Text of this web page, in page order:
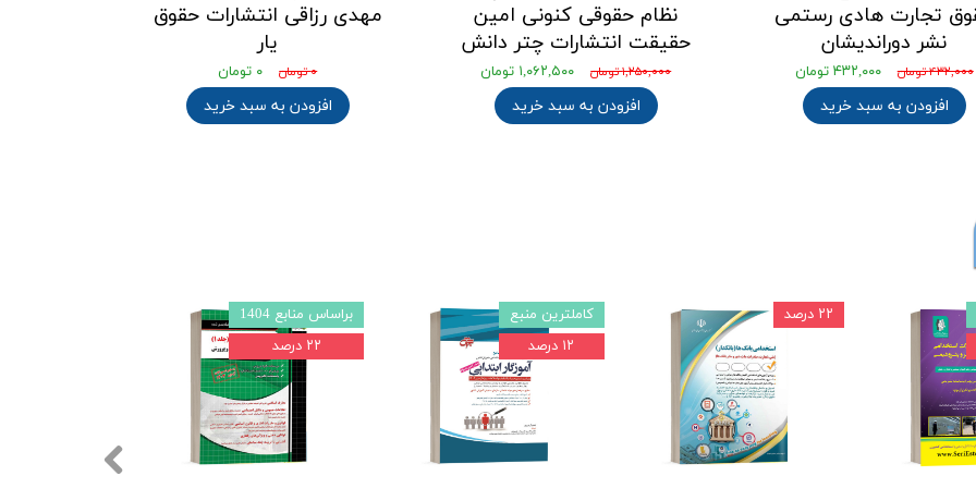
تجارت هادی رستمی
نشر دوراندیشان
۴۳۲,۰۰۰ تومان ۴۳۲,۰۰۰ تومان
افزودن به سبد خرید
نظام حقوقی کنونی امین
حقیقت انتشارات چتر دانش
۱,۲۵۰,۰۰۰ تومان ۱,۰۶۲,۵۰۰ تومان
افزودن به سبد خرید
مهدی رزاقی انتشارات حقوق
یار
۰ تومان ۰ تومان
افزودن به سبد خرید
براساس منابع 1404
۲۲ درصد
کاملترین منبع
۱۲ درصد
۲۲ درصد